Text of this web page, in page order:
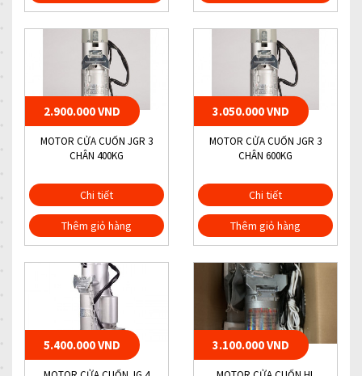
2.900.000 VND
MOTOR CỬA CUỐN JGR 3
CHÂN 400KG
Chi tiết
Thêm giỏ hàng
3.050.000 VND
MOTOR CỬA CUỐN JGR 3
CHÂN 600KG
Chi tiết
Thêm giỏ hàng
5.400.000 VND 3.100.000 VND